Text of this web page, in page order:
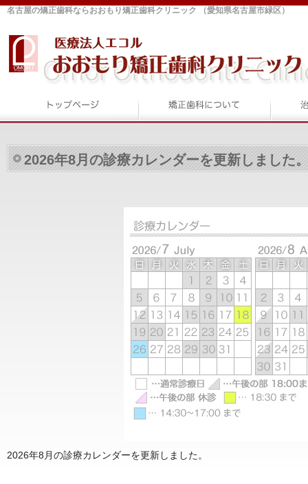
名古屋の矯正歯科ならおおもり矯正歯科クリニック （愛知県名古屋市緑区）
2026年8月の診療カレンダーを更新しました
2026年8月の診療カレンダーを更新しました。